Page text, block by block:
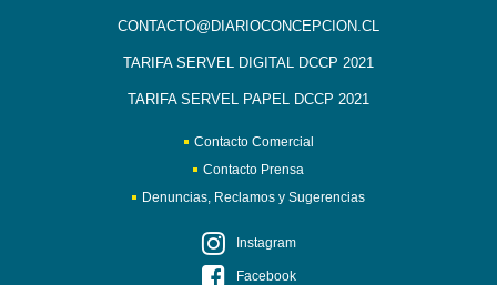
CONTACTO@DIARIOCONCEPCION.CL
TARIFA SERVEL DIGITAL DCCP 2021
TARIFA SERVEL PAPEL DCCP 2021
Contacto Comercial
Contacto Prensa
Denuncias, Reclamos y Sugerencias
Instagram
Facebook